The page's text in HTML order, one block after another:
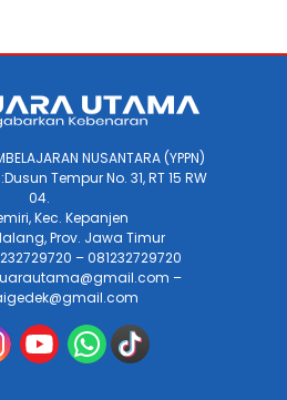
NUSANTARA (YPPN)
Tempur No. 31, RT 15 RW
04.
Kec. Kepanjen
Prov. Jawa Timur
– 081232729720
–